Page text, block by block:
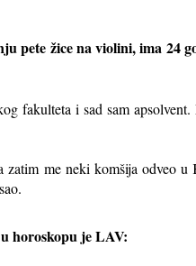
pete žice na violini, ima 24
fakulteta i sad sam apsolvent.
zatim me neki komšija odveo
horoskopu je LAV: